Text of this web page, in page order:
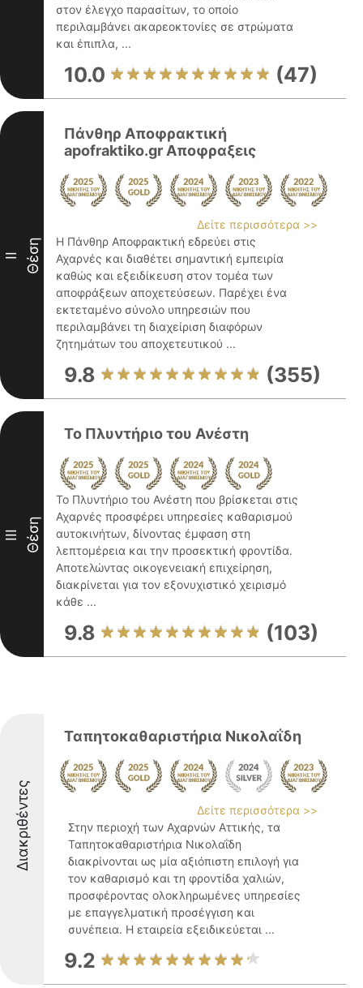
στον έλεγχο παρασίτων, το οποίο
περιλαμβάνει ακαρεοκτονίες σε στρώματα
και έπιπλα, ...
10.0 (47)
II Θέση
Πάνθηρ Αποφρακτική
apofraktiko.gr Αποφραξεις
Δείτε περισσότερα >>
Η Πάνθηρ Αποφρακτική εδρεύει στις
Αχαρνές και διαθέτει σημαντική εμπειρία
καθώς και εξειδίκευση στον τομέα των
αποφράξεων αποχετεύσεων. Παρέχει ένα
εκτεταμένο σύνολο υπηρεσιών που
περιλαμβάνει τη διαχείριση διαφόρων
ζητημάτων του αποχετευτικού ...
9.8 (355)
III Θέση
Το Πλυντήριο του Ανέστη
Το Πλυντήριο του Ανέστη που βρίσκεται στις
Αχαρνές προσφέρει υπηρεσίες καθαρισμού
αυτοκινήτων, δίνοντας έμφαση στη
λεπτομέρεια και την προσεκτική φροντίδα.
Αποτελώντας οικογενειακή επιχείρηση,
διακρίνεται για τον εξονυχιστικό χειρισμό
κάθε ...
9.8 (103)
Διακριθέντες
Ταπητοκαθαριστήρια Νικολαΐδη
Δείτε περισσότερα >>
Στην περιοχή των Αχαρνών Αττικής, τα
Ταπητοκαθαριστήρια Νικολαΐδη
διακρίνονται ως μία αξιόπιστη επιλογή για
τον καθαρισμό και τη φροντίδα χαλιών,
προσφέροντας ολοκληρωμένες υπηρεσίες
με επαγγελματική προσέγγιση και
συνέπεια. Η εταιρεία εξειδικεύεται ...
9.2